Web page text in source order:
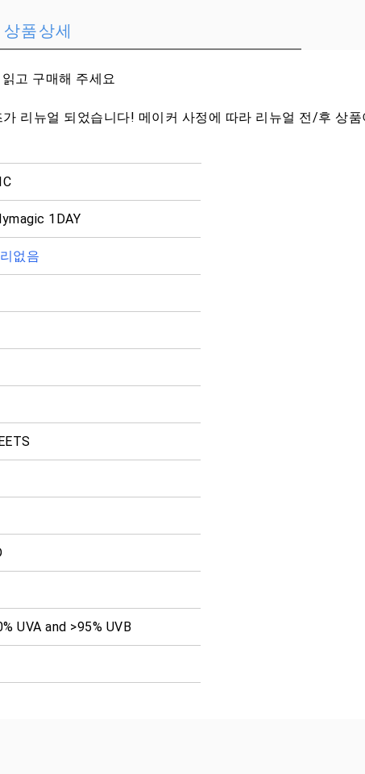
상품상세
읽고 구매해 주세요
리뉴얼 되었습니다! 메이커 사정에 따라 리뉴얼 전/후 상
1DAY
없음
UVA and >95% UVB